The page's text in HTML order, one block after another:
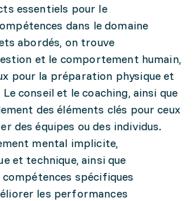
essentiels pour le
dans le domaine
abordés, on trouve
et le comportement humain,
pour la préparation physique et
conseil et le coaching, ainsi que
des éléments clés pour ceux
des équipes ou des individus.
mental implicite,
et technique, ainsi que
spécifiques
les performances